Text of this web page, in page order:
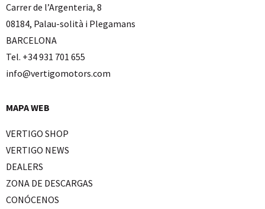
Carrer de l’Argenteria, 8
08184, Palau-solità i Plegamans
BARCELONA
Tel. +34 931 701 655
info@vertigomotors.com
MAPA WEB
VERTIGO SHOP
VERTIGO NEWS
DEALERS
ZONA DE DESCARGAS
CONÓCENOS